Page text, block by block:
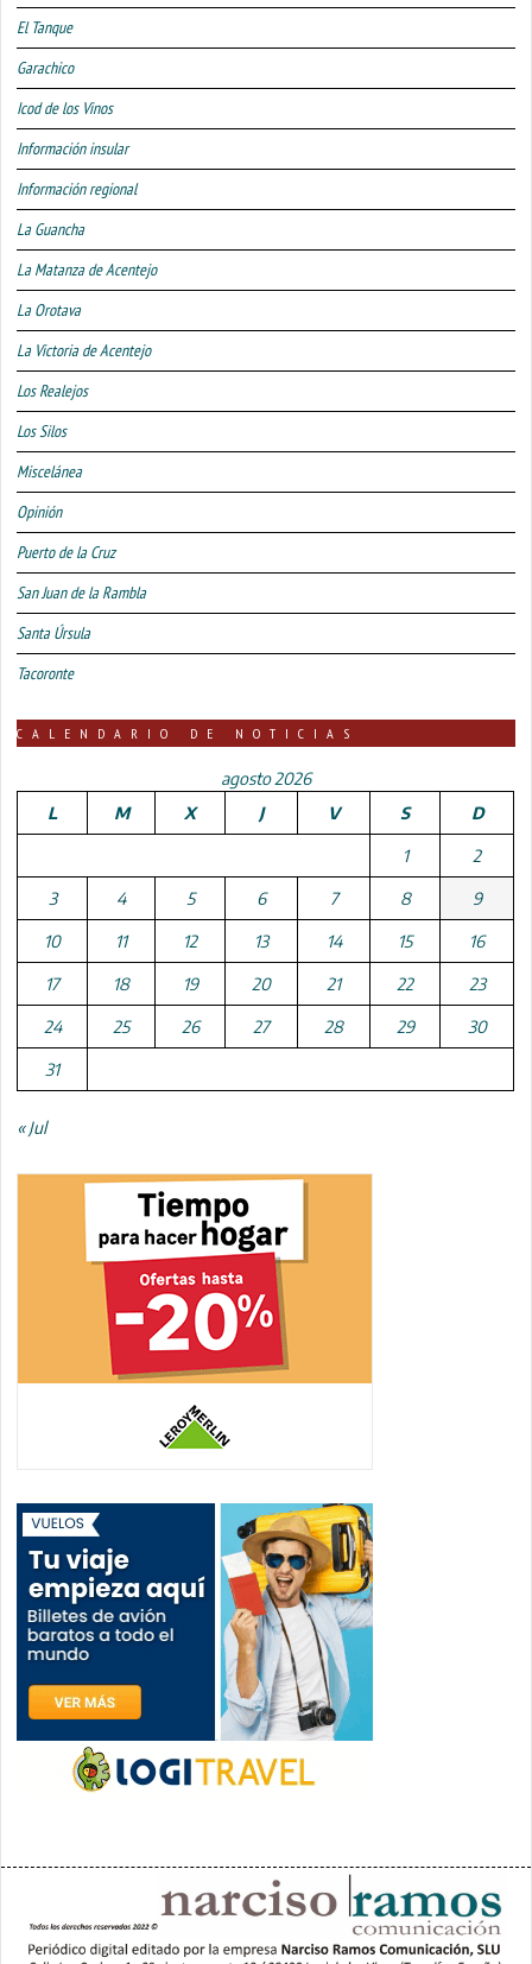
El Tanque
Garachico
Icod de los Vinos
Información insular
Información regional
La Guancha
La Matanza de Acentejo
La Orotava
La Victoria de Acentejo
Los Realejos
Los Silos
Miscelánea
Opinión
Puerto de la Cruz
San Juan de la Rambla
Santa Úrsula
Tacoronte
CALENDARIO DE NOTICIAS
agosto 2026
L
M X J V S D
1 2
3 4 5 6 7 8 9
10 11 12 13 14 15 16
17 18 19 20 21 22 23
24 25 26 27 28 29 30
31
« Jul